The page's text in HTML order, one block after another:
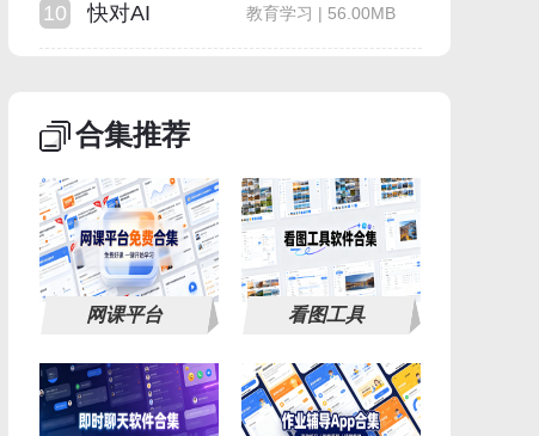
10 快对AI 教育学习 | 56.00MB
合集推荐
网课平台 看图工具